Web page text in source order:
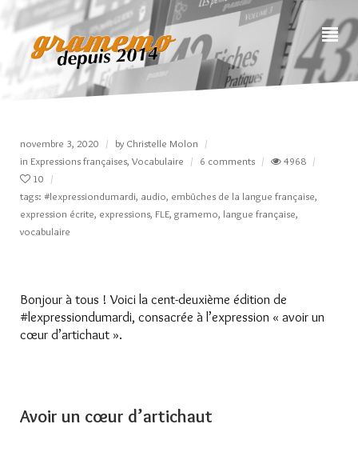
novembre 3, 2020 by Christelle Molon
in Expressions françaises, Vocabulaire 6 comments
4968
10
tags: #lexpressiondumardi, audio, embûches de la langue française,
expression écrite, expressions, FLE, gramemo, langue française,
vocabulaire
Bonjour à tous ! Voici la cent-deuxième édition de
#lexpressiondumardi, consacrée à l’expression « avoir un
cœur d’artichaut ».
Avoir un cœur d’artichaut